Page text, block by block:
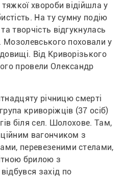
хвороби відійшла у
На ту сумну подію
творчість відгукнулась
Мозолевського поховали у
Від Криворізького
провели Олександр
річницю смерті
криворіжців (37 осіб)
біля сел. Шолохове. Там,
вагончиком з
перевезеними стелами,
брилою з
захід по